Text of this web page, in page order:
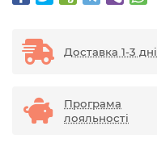
Доставка 1-3 дні
Програма
лояльності